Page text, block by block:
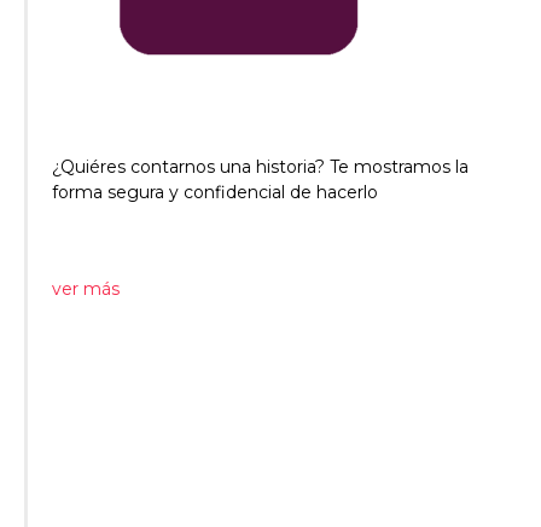
¿Quiéres contarnos una historia? Te mostramos la
forma segura y confidencial de hacerlo
ver más